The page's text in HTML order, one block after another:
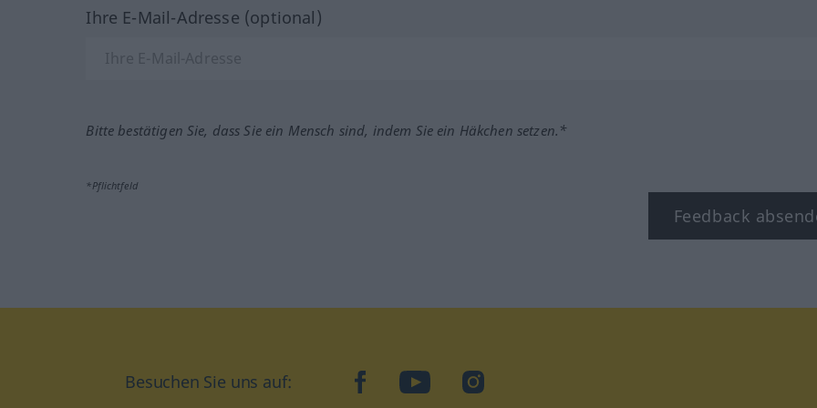
Ihre E-Mail-Adresse (optional)
Bitte bestätigen Sie, dass Sie ein Mensch sind, indem Sie ein Häkchen setzen.*
*Pflichtfeld
Feedback
Besuchen Sie uns auf: facebookYouTubeInstagram